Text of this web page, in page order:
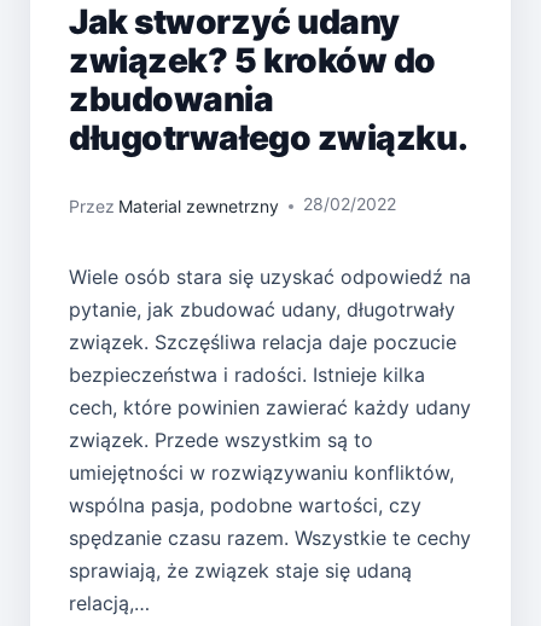
Jak stworzyć udany
związek? 5 kroków do
zbudowania
długotrwałego związku.
Przez Material zewnetrzny 28/02/2022
Wiele osób stara się uzyskać odpowiedź na
pytanie, jak zbudować udany, długotrwały
związek. Szczęśliwa relacja daje poczucie
bezpieczeństwa i radości. Istnieje kilka
cech, które powinien zawierać każdy udany
związek. Przede wszystkim są to
umiejętności w rozwiązywaniu konfliktów,
wspólna pasja, podobne wartości, czy
spędzanie czasu razem. Wszystkie te cechy
sprawiają, że związek staje się udaną
relacją,…